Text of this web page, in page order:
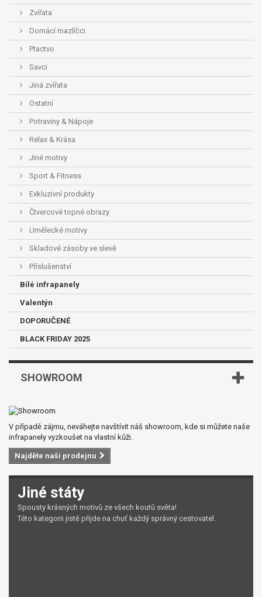
Zvířata
Domácí mazlíčci
Ptactvo
Savci
Jiná zvířata
Ostatní
Potraviny & Nápoje
Relax & Krása
Jiné motivy
Sport & Fitness
Exkluzivní produkty
Čtvercové topné obrazy
Umělecké motivy
Skladové zásoby ve slevě
Příslušenství
Bílé infrapanely
Valentýn
DOPORUČENÉ
BLACK FRIDAY 2025
SHOWROOM
V případě zájmu, neváhejte navštívit náš showroom, kde si můžete naše
infrapanely vyzkoušet na vlastní kůži.
Najděte naši prodejnu
Jiné státy
Spousty krásných motivů ze všech koutů světa!
Této kategorii jistě přijde na chuť každý správný cestovatel.